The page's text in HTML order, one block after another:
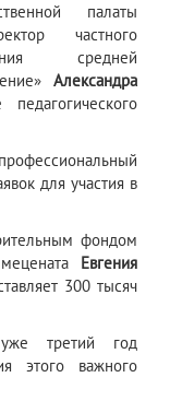
палаты
частного
средней
Александра
для участия в
фондом
Евгения
300 тысяч
уже третий год
этого важного